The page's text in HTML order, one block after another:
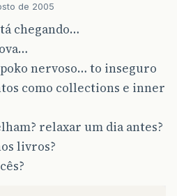
de 2005
chegando…
nervoso… to inseguro
como collections e inner
relaxar um dia antes?
livros?